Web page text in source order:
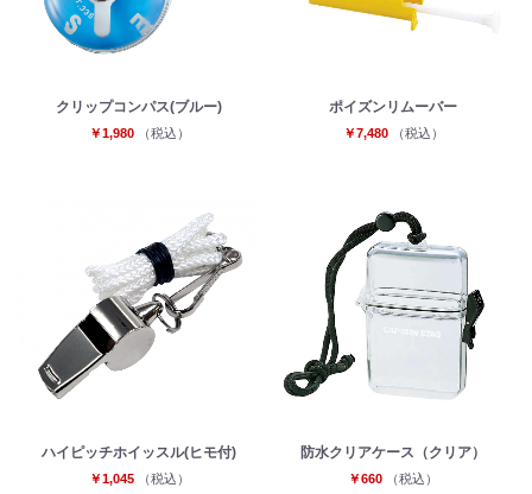
クリップコンパス(ブルー)
￥1,980 （税込）
ポイズンリムーバー
￥7,480 （税込）
ハイピッチホイッスル(ヒモ付)
￥1,045 （税込）
防水クリアケース（クリア）
￥660 （税込）